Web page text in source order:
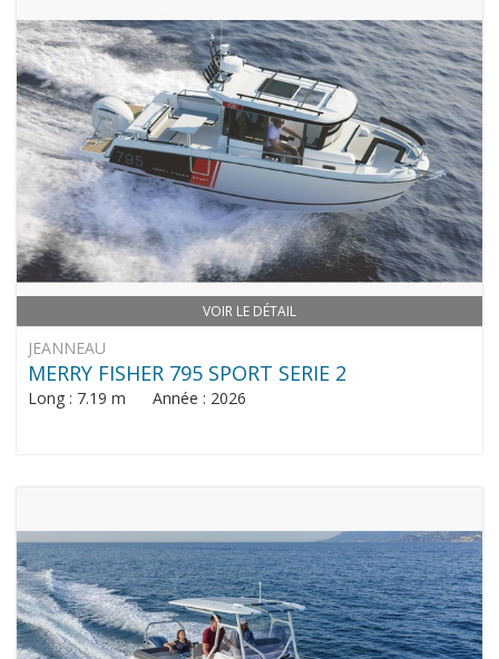
VOIR LE DÉTAIL
JEANNEAU
MERRY FISHER 795 SPORT SERIE 2
Long : 7.19 m Année : 2026